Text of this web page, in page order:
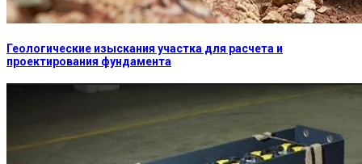
Геологические изыскания участка для расчета и
проектирования фундамента